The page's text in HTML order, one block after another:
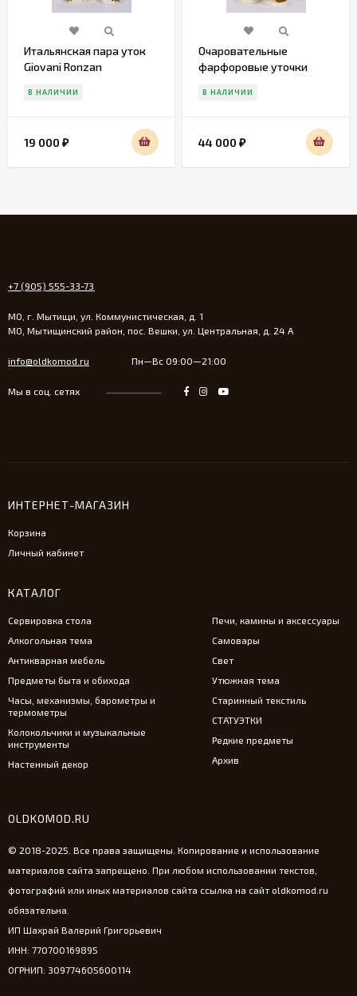
Итальянская пара уток
Giovani Ronzan
В НАЛИЧИИ
19 000 ₽
Очаровательные
фарфоровые уточки
В НАЛИЧИИ
44 000 ₽
+7 (905) 555-33-73
МО, г. Мытищи, ул. Коммунистическая, д. 1
МО, Мытищинский район, пос. Вешки, ул. Центральная, д. 24 А
info@oldkomod.ru Пн—Вс 09:00—21:00
Мы в соц. сетях
ИНТЕРНЕТ-МАГАЗИН
Корзина
Личный кабинет
КАТАЛОГ
Сервировка стола
Алкогольная тема
Антикварная мебель
Предметы быта и обихода
Часы, механизмы, барометры и
термометры
Колокольчики и музыкальные
инструменты
Настенный декор
Печи, камины и аксессуары
Самовары
Свет
Утюжная тема
Старинный текстиль
СТАТУЭТКИ
Редкие предметы
Архив
OLDKOMOD.RU
© 2018-2025. Все права защищены. Копирование и использование
материалов сайта запрещено. При любом использовании текстов,
фотографий или иных материалов сайта ссылка на сайт oldkomod.ru
обязательна.
ИП Шахрай Валерий Григорьевич
ИНН: 770700169895
ОГРНИП: 309774605600114